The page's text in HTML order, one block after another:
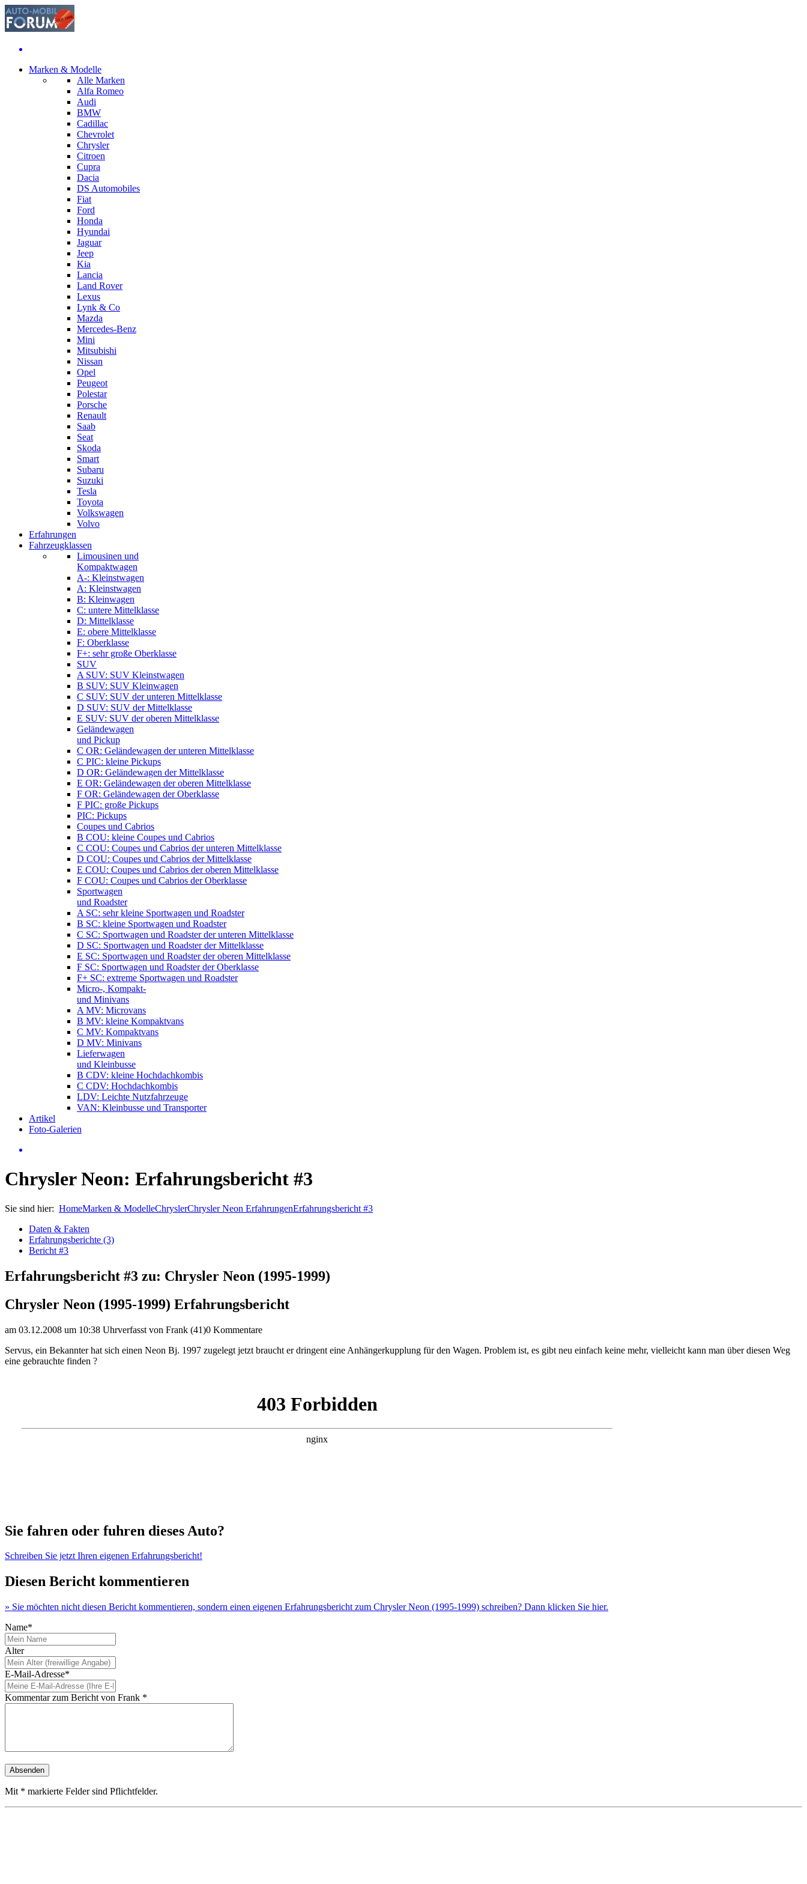
Marken & Modelle
Alle Marken
Alfa Romeo
Audi
BMW
Cadillac
Chevrolet
Chrysler
Citroen
Cupra
Dacia
DS Automobiles
Fiat
Ford
Honda
Hyundai
Jaguar
Jeep
Kia
Lancia
Land Rover
Lexus
Lynk & Co
Mazda
Mercedes-Benz
Mini
Mitsubishi
Nissan
Opel
Peugeot
Polestar
Porsche
Renault
Saab
Seat
Skoda
Smart
Subaru
Suzuki
Tesla
Toyota
Volkswagen
Volvo
Erfahrungen
Fahrzeugklassen
Limousinen und
Kompaktwagen
A-: Kleinstwagen
A: Kleinstwagen
B: Kleinwagen
C: untere Mittelklasse
D: Mittelklasse
E: obere Mittelklasse
F: Oberklasse
F+: sehr große Oberklasse
SUV
A SUV: SUV Kleinstwagen
B SUV: SUV Kleinwagen
C SUV: SUV der unteren Mittelklasse
D SUV: SUV der Mittelklasse
E SUV: SUV der oberen Mittelklasse
Geländewagen
und Pickup
C OR: Geländewagen der unteren Mittelklasse
C PIC: kleine Pickups
D OR: Geländewagen der Mittelklasse
E OR: Geländewagen der oberen Mittelklasse
F OR: Geländewagen der Oberklasse
F PIC: große Pickups
PIC: Pickups
Coupes und Cabrios
B COU: kleine Coupes und Cabrios
C COU: Coupes und Cabrios der unteren Mittelklasse
D COU: Coupes und Cabrios der Mittelklasse
E COU: Coupes und Cabrios der oberen Mittelklasse
F COU: Coupes und Cabrios der Oberklasse
Sportwagen
und Roadster
A SC: sehr kleine Sportwagen und Roadster
B SC: kleine Sportwagen und Roadster
C SC: Sportwagen und Roadster der unteren Mittelklasse
D SC: Sportwagen und Roadster der Mittelklasse
E SC: Sportwagen und Roadster der oberen Mittelklasse
F SC: Sportwagen und Roadster der Oberklasse
F+ SC: extreme Sportwagen und Roadster
Micro-, Kompakt-
und Minivans
A MV: Microvans
B MV: kleine Kompaktvans
C MV: Kompaktvans
D MV: Minivans
Lieferwagen
und Kleinbusse
B CDV: kleine Hochdachkombis
C CDV: Hochdachkombis
LDV: Leichte Nutzfahrzeuge
VAN: Kleinbusse und Transporter
Artikel
Foto-Galerien
Chrysler Neon: Erfahrungsbericht #3
Sie sind hier: HomeMarken & ModelleChryslerChrysler Neon ErfahrungenErfahrungsbericht #3
Daten & Fakten
Erfahrungsberichte (3)
Bericht #3
Erfahrungsbericht #3 zu: Chrysler Neon (1995-1999)
Chrysler Neon (1995-1999) Erfahrungsbericht
am 03.12.2008 um 10:38 Uhrverfasst von Frank (41)0 Kommentare
Servus, ein Bekannter hat sich einen Neon Bj. 1997 zugelegt jetzt braucht er dringent eine Anhängerkupplung für den Wagen. Problem ist, es gibt neu einfach keine mehr, vielleicht kann man über diesen Weg
eine gebrauchte finden ?
Sie fahren oder fuhren dieses Auto?
Schreiben Sie jetzt Ihren eigenen Erfahrungsbericht!
Diesen Bericht kommentieren
» Sie möchten nicht diesen Bericht kommentieren, sondern einen eigenen Erfahrungsbericht zum Chrysler Neon (1995-1999) schreiben? Dann klicken Sie hier.
Name*
Alter
E-Mail-Adresse*
Kommentar zum Bericht von Frank *
Mit * markierte Felder sind Pflichtfelder.